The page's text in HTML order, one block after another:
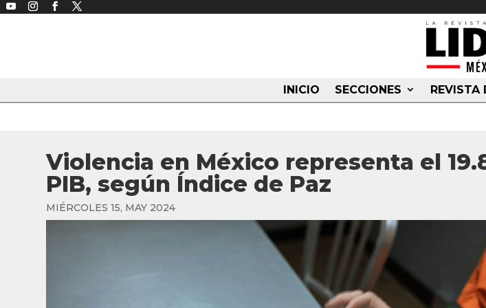
INICIO SECCIONES REVISTA
Violencia en México representa el
PIB, según Índice de Paz
MIÉRCOLES 15, MAY 2024